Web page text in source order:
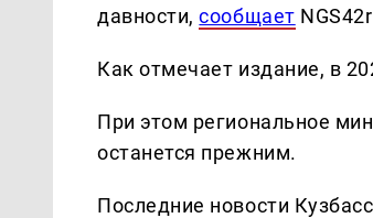
давности,сообщает
Как отмечает издание, в
При этом региональное
останется прежним.
Последние новости